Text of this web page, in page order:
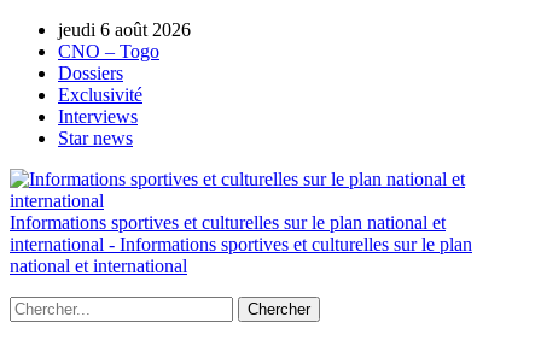
jeudi 6 août 2026
CNO – Togo
Dossiers
Exclusivité
Interviews
Star news
Informations sportives et culturelles sur le plan national et
international - Informations sportives et culturelles sur le plan
national et international
AUTORISATION DE LA HAAC N°0134/